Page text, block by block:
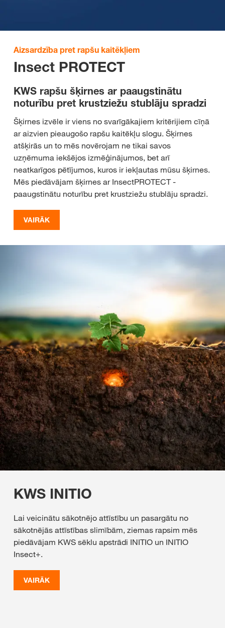
Aizsardzība pret rapšu kaitēkļiem
Insect PROTECT
KWS rapšu šķirnes ar paaugstinātu
noturību pret krustziežu stublāju spradzi
Šķirnes izvēle ir viens no svarīgākajiem kritērijiem cīņā
ar aizvien pieaugošo rapšu kaitēkļu slogu. Šķirnes
atšķirās un to mēs novērojam ne tikai savos
uzņēmuma iekšējos izmēģinājumos, bet arī
neatkarīgos pētījumos, kuros ir iekļautas mūsu šķirnes.
Mēs piedāvājam šķirnes ar InsectPROTECT -
paaugstinātu noturību pret krustziežu stublāju spradzi.
VAIRĀK
KWS INITIO
Lai veicinātu sākotnējo attīstību un pasargātu no
sākotnējās attīstības slimībām, ziemas rapsim mēs
piedāvājam KWS sēklu apstrādi INITIO un INITIO
Insect+.
VAIRĀK